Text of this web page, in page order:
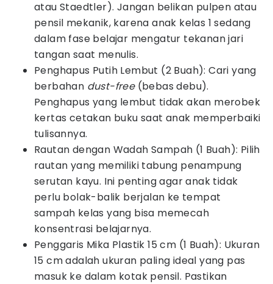
atau Staedtler). Jangan belikan pulpen atau
pensil mekanik, karena anak kelas 1 sedang
dalam fase belajar mengatur tekanan jari
tangan saat menulis.
Penghapus Putih Lembut (2 Buah): Cari yang
berbahan dust-free(bebas debu).
Penghapus yang lembut tidak akan merobek
kertas cetakan buku saat anak memperbaiki
tulisannya.
Rautan dengan Wadah Sampah (1 Buah): Pilih
rautan yang memiliki tabung penampung
serutan kayu. Ini penting agar anak tidak
perlu bolak-balik berjalan ke tempat
sampah kelas yang bisa memecah
konsentrasi belajarnya.
Penggaris Mika Plastik 15 cm (1 Buah): Ukuran
15 cm adalah ukuran paling ideal yang pas
masuk ke dalam kotak pensil. Pastikan